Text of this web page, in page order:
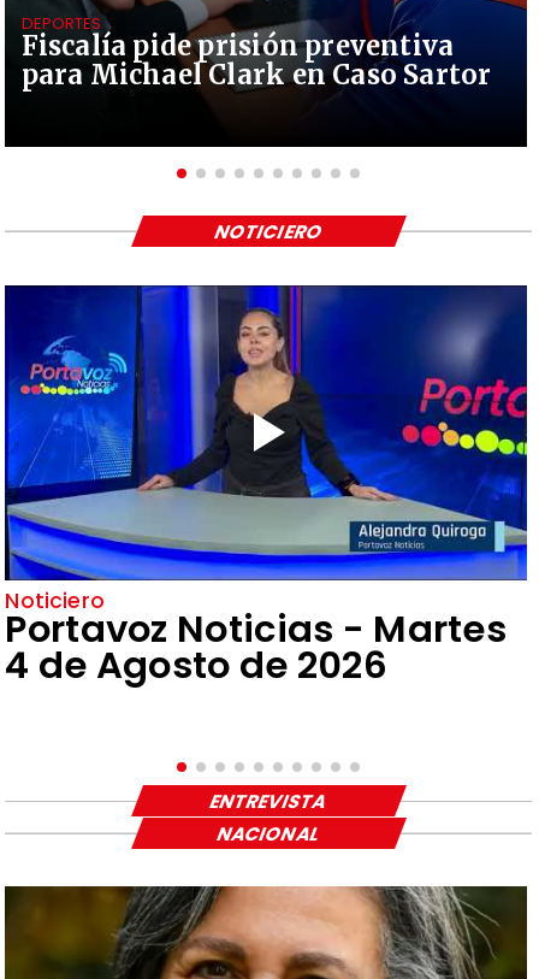
Fiscalía pide prisión preventiva
para Michael Clark en Caso Sartor
DEPORTES
Noticiero
Portavoz Noticias - Martes
4 de Agosto de 2026
NOTICIERO
ENTREVISTA
NACIONAL